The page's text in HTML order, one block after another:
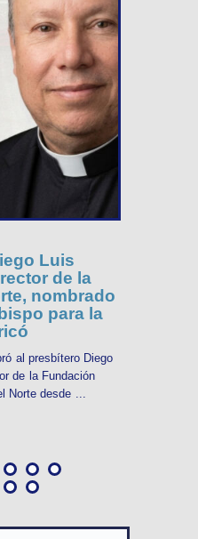
Luis
de la
nombrado
para la
al presbítero Diego
de la Fundación
Norte desde ...